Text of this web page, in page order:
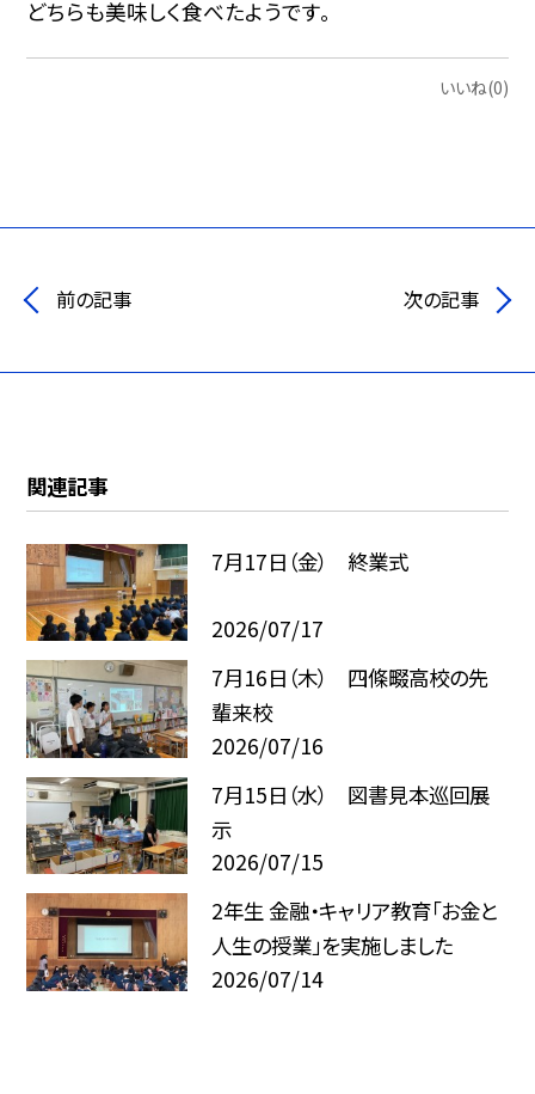
どちらも美味しく食べたようです。
いいね(0)
前の記事 次の記事
関連記事
7月17日（金） 終業式
2026/07/17
7月16日（木） 四條畷高校の先
輩来校
2026/07/16
7月15日（水） 図書見本巡回展
示
2026/07/15
2年生 金融・キャリア教育「お金と
人生の授業」を実施しました
2026/07/14